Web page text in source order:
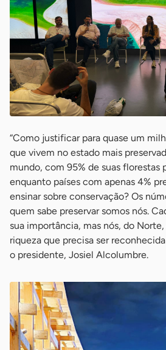
“Como justificar para quase um
que vivem no estado mais
mundo, com 95% de suas florestas
enquanto países com apenas 4%
ensinar sobre conservação? Os
quem sabe preservar somos nós.
sua importância, mas nós, do
riqueza que precisa ser
o presidente, Josiel Alcolumbre.